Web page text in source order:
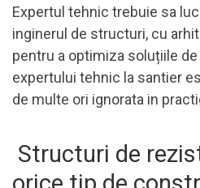
Expertul tehnic trebuie sa
inginerul de structuri, cu
pentru a optimiza soluțiile
expertului tehnic la santier
de multe ori ignorata in
Structuri de